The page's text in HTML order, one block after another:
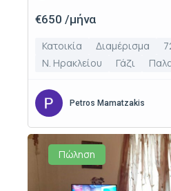
€650 /μήνα
Κατοικία Διαμέρισμα
Ν. Ηρακλείου
Γάζι
Petros Mamatzakis
Πώληση